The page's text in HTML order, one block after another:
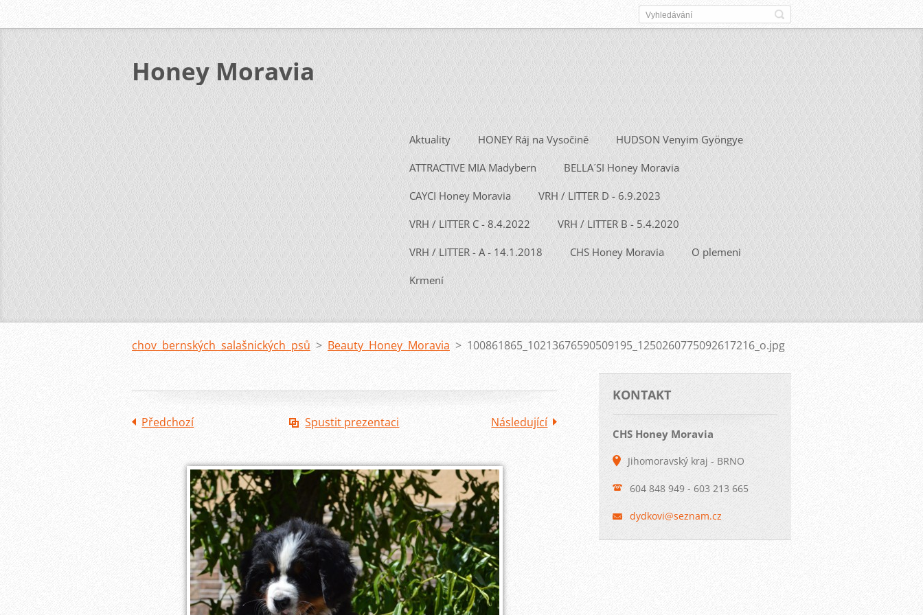
Honey Moravia
Aktuality HONEY Ráj na Vysočině HUDSON Venyim Gyöngye
ATTRACTIVE MIA Madybern BELLA´SI Honey Moravia
CAYCI Honey Moravia VRH / LITTER D - 6.9.2023
VRH / LITTER C - 8.4.2022 VRH / LITTER B - 5.4.2020
VRH / LITTER - A - 14.1.2018 CHS Honey Moravia O plemeni
Krmení
chov bernských salašnických psů > Beauty Honey Moravia > 100861865_10213676590509195_1250260775092617216_o.jpg
Předchozí Spustit prezentaci Následující
KONTAKT
CHS Honey Moravia
Jihomoravský kraj - BRNO
604 848 949 - 603 213 665
dydkovi@seznam.cz